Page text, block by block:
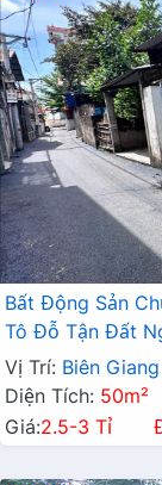
Bất Động Sản
Tô Đỗ Tận Đất
Vị Trí: Biên Giang
Diện Tích: 50m²
Giá:2.5-3 Tỉ